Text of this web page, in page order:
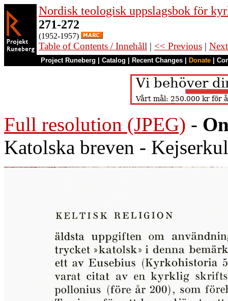
Nordisk teologisk uppslagsbok för
271-272
(1952-1957)
Table of Contents / Innehåll | << Previous |
Project Runeberg Catalog Recent Changes Donate
Full resolution (JPEG) -
Katolska breven -